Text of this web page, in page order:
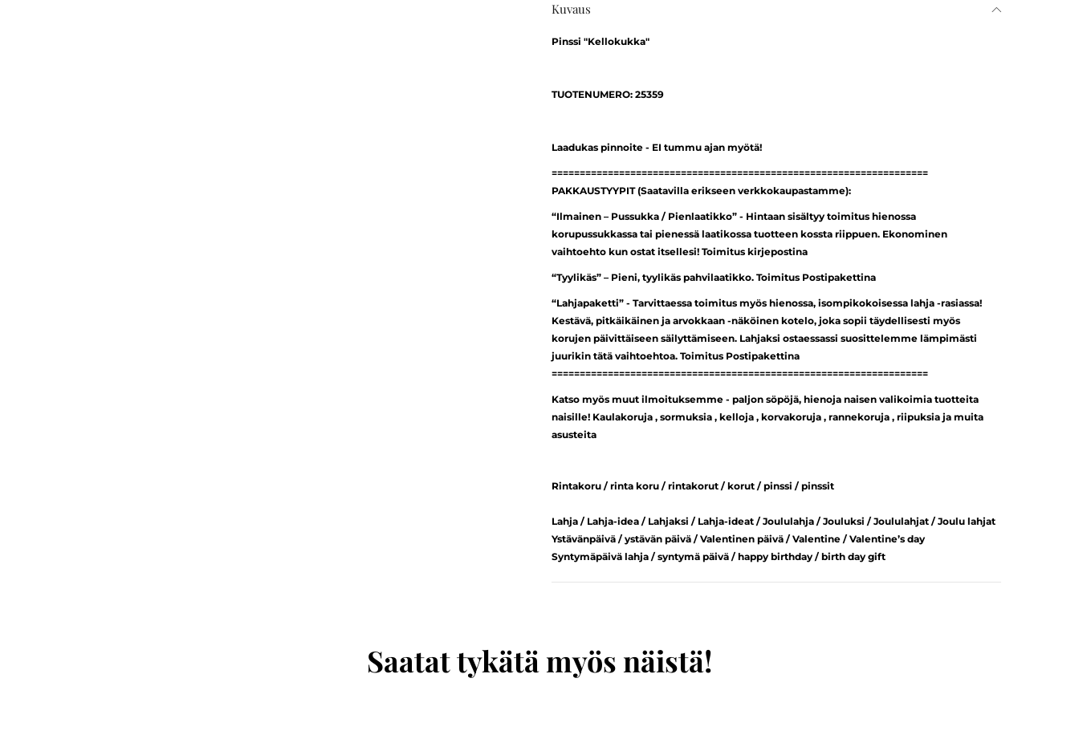
Kuvaus
Pinssi "Kellokukka"
TUOTENUMERO: 25359
Laadukas pinnoite - EI tummu ajan myötä!
===================================================================
PAKKAUSTYYPIT (Saatavilla erikseen verkkokaupastamme):
“Ilmainen – Pussukka / Pienlaatikko” - Hintaan sisältyy toimitus hienossa
korupussukkassa tai pienessä laatikossa tuotteen kossta riippuen. Ekonominen
vaihtoehto kun ostat itsellesi! Toimitus kirjepostina
“Tyylikäs” – Pieni, tyylikäs pahvilaatikko. Toimitus Postipakettina
“Lahjapaketti” - Tarvittaessa toimitus myös hienossa, isompikokoisessa lahja -rasiassa!
Kestävä, pitkäikäinen ja arvokkaan -näköinen kotelo, joka sopii täydellisesti myös
korujen päivittäiseen säilyttämiseen. Lahjaksi ostaessassi suosittelemme lämpimästi
juurikin tätä vaihtoehtoa. Toimitus Postipakettina
===================================================================
Katso myös muut ilmoituksemme - paljon söpöjä, hienoja naisen valikoimia tuotteita
naisille! Kaulakoruja , sormuksia , kelloja , korvakoruja , rannekoruja , riipuksia ja muita
asusteita
Rintakoru / rinta koru / rintakorut / korut / pinssi / pinssit
Lahja / Lahja-idea / Lahjaksi / Lahja-ideat / Joululahja / Jouluksi / Joululahjat / Joulu lahjat
Ystävänpäivä / ystävän päivä / Valentinen päivä / Valentine / Valentine’s day
Syntymäpäivä lahja / syntymä päivä / happy birthday / birth day gift
Saatat tykätä myös näistä!